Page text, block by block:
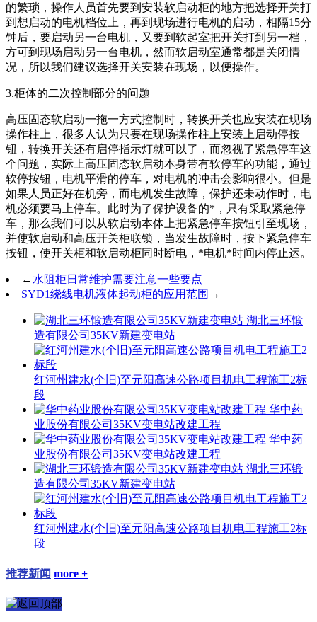
的繁琐，操作人员首先要到安装软启动柜的地方把选择开关打
到想启动的电机档位上，再到现场进行电机的启动，相隔15分
钟后，要启动另一台电机，又要到软起室把开关打到另一档，
方可到现场启动另一台电机，然而软启动室通常都是关闭情
况，所以我们建议选择开关安装在现场，以便操作。
3.柜体的二次控制部分的问题
高压固态软启动一拖一方式控制时，转换开关也应安装在现场
操作柱上，很多人认为只要在现场操作柱上安装上启动停按
钮，转换开关还有启停指示灯就可以了，而忽视了紧急停车这
个问题，实际上高压固态软启动本身带有软停车的功能，通过
软停按钮，电机平滑的停车，对电机的冲击会影响很小。但是
如果人员正好在机旁，而电机发生故障，保护还未动作时，电
机必须要马上停车。此时为了保护设备的*，只有采取紧急停
车，那么我们可以从软启动本体上把紧急停车按钮引至现场，
并使软启动和高压开关柜联锁，当发生故障时，按下紧急停车
按钮，使开关柜和软启动柜同时断电，*电机*时间内停止运。
←水阻柜日常维护需要注意一些要点
SYD1绕线电机液体起动柜的应用范围 →
湖北三环锻
造有限公司35KV新建变电站
红河州建水(个旧)至元阳高速公路项目机电工程施工2标
段
华中药
业股份有限公司35KV变电站改建工程
华中药
业股份有限公司35KV变电站改建工程
湖北三环锻
造有限公司35KV新建变电站
红河州建水(个旧)至元阳高速公路项目机电工程施工2标
段
推荐新闻 more +